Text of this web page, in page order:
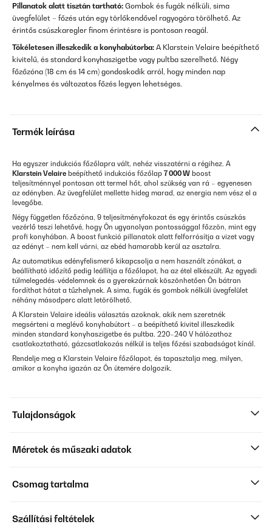
Pillanatok alatt tisztán tartható: Gombok és fugák nélküli, sima
üvegfelület – főzés után egy törlőkendővel ragyogóra törölhető. Az
érintős csúszkaregler finom érintésre is pontosan reagál.
Tökéletesen illeszkedik a konyhabútorba: A Klarstein Velaire beépíthető
kivitelű, és standard konyhaszigetbe vagy pultba szerelhető. Négy
főzőzóna (18 cm és 14 cm) gondoskodik arról, hogy minden nap
kényelmes és változatos főzés legyen lehetséges.
Termék leírása
Ha egyszer indukciós főzőlapra vált, nehéz visszatérni a régihez. A
Klarstein Velaire beépíthető indukciós főzőlap 7 000 W boost
teljesítménnyel pontosan ott termel hőt, ahol szükség van rá – egyenesen
az edényben. Az üvegfelület mellette hideg marad, az energia nem vész el a
levegőbe.
Négy független főzőzóna, 9 teljesítményfokozat és egy érintős csúszkás
vezérlő teszi lehetővé, hogy Ön ugyanolyan pontossággal főzzön, mint egy
profi konyhában. A boost funkció pillanatok alatt felforrósítja a vizet vagy
az edényt – nem kell várni, az ebéd hamarabb kerül az asztalra.
Az automatikus edényfelismerő kikapcsolja a nem használt zónákat, a
beállítható időzítő pedig leállítja a főzőlapot, ha az étel elkészült. Az egyedi
túlmelegedés-védelemnek és a gyerekzárnak köszönhetően Ön bátran
fordíthat hátat a tűzhelynek. A sima, fugák és gombok nélküli üvegfelület
néhány másodperc alatt letörölhető.
A Klarstein Velaire ideális választás azoknak, akik nem szeretnék
megsérteni a meglévő konyhabútort – a beépíthető kivitel illeszkedik
minden standard konyhaszigetbe és pultba. 220–240 V hálózathoz
csatlakoztatható, gázcsatlakozás nélkül is teljes főzési szabadságot kínál.
Rendelje meg a Klarstein Velaire főzőlapot, és tapasztalja meg, milyen,
amikor a konyha igazán az Ön ütemére dolgozik.
Tulajdonságok
Méretek és műszaki adatok
Csomag tartalma
Szállítási feltételek